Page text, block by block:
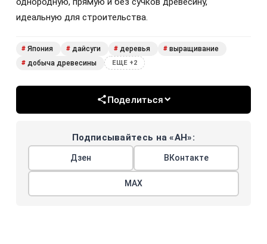
идеальную для строительства.
# Япония # дайсуги # деревья # выращивание
# добыча древесины ЕЩЕ +2
Поделиться
Подписывайтесь на «АН»:
Дзен ВКонтакте
МАХ